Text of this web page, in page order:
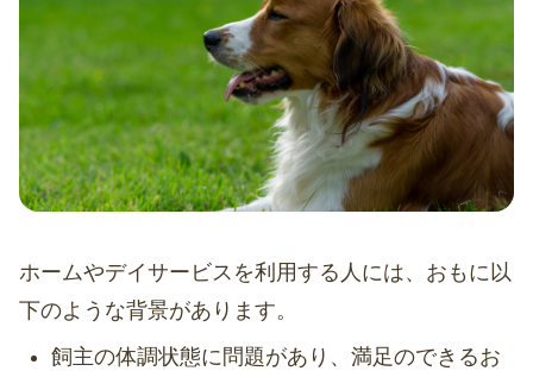
ホームやデイサービスを利用する人には、おもに以
下のような背景があります。
飼主の体調状態に問題があり、満足のできるお